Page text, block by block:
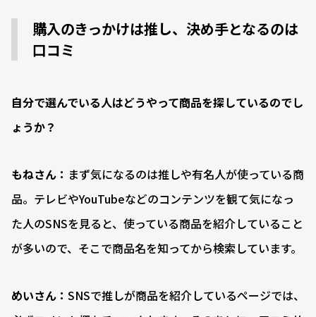
購入のきっかけは推し、決め手となるのは
口コミ
――自分で選んでいる人はどうやって商品を探しているのでし
ょうか？
もねさん： まず気になるのは推しや有名人が使っている商
品。テレビやYouTubeなどのコンテンツを観て気になっ
た人のSNSを見ると、使っている商品を紹介していること
が多いので、そこで商品名を知ってから検索しています。
めいさん： SNSで推しが商品を紹介しているページでは、